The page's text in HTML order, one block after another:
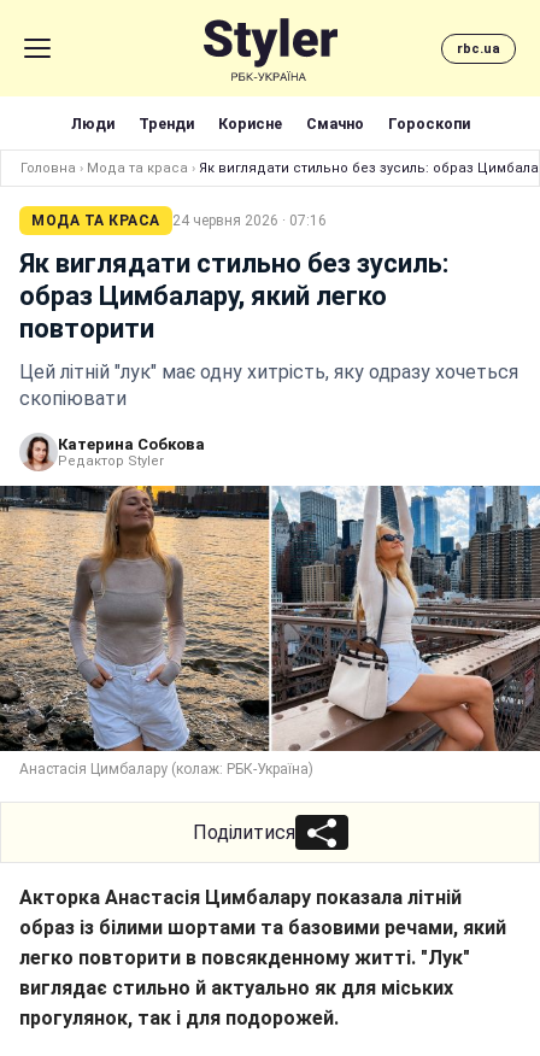
rbc.ua
Люди Тренди Корисне Смачно Гороскопи
Головна › Мода та краса › Як виглядати стильно без зусиль: образ
МОДА ТА КРАСА 24 червня 2026 · 07:16
Як виглядати стильно без зусиль:
образ Цимбалару, який легко
повторити
Цей літній "лук" має одну хитрість, яку одразу хочеться
скопіювати
Катерина Собкова
Редактор Styler
Анастасія Цимбалару (колаж: РБК-Україна)
Поділитися
Акторка Анастасія Цимбалару показала літній
образ із білими шортами та базовими речами, який
легко повторити в повсякденному житті. "Лук"
виглядає стильно й актуально як для міських
прогулянок, так і для подорожей.